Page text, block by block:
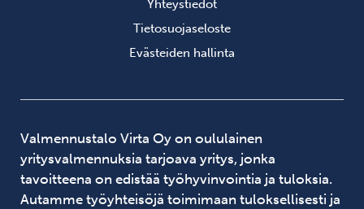
Yhteystiedot
Tietosuojaseloste
Evästeiden hallinta
Valmennustalo Virta Oy on oululainen
yritysvalmennuksia tarjoava yritys, jonka
tavoitteena on edistää työhyvinvointia ja tuloksia.
Autamme työyhteisöjä toimimaan tuloksellisesti ja